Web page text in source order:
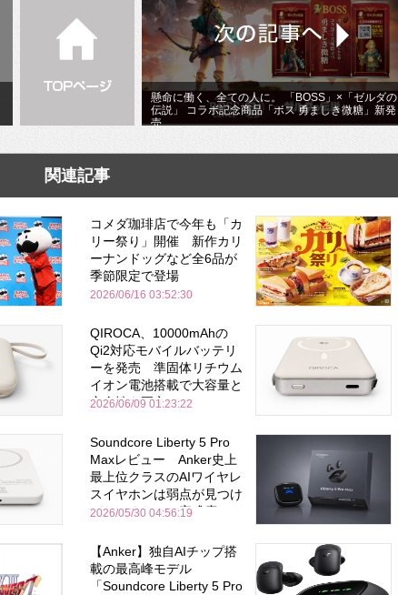
懸命に働く、全ての人に。 「BOSS」×「ゼルダの
伝説」 コラボ記念商品「ボス 勇ましき微糖」新発
売
関連記事
コメダ珈琲店で今年も「カ
リー祭り」開催 新作カリ
ーナンドッグなど全6品が
季節限定で登場
2026/06/16 03:52:30
QIROCA、10000mAhの
Qi2対応モバイルバッテリ
ーを発売 準固体リチウム
イオン電池搭載で大容量と
安全性を両立
2026/06/09 01:23:22
Soundcore Liberty 5 Pro
Maxレビュー Anker史上
最上位クラスのAIワイヤレ
スイヤホンは弱点が見つけ
づらいくらいの完成度にび
Bose並み
2026/05/30 04:56:19
【Anker】独自AIチップ搭
載の最高峰モデル
「Soundcore Liberty 5 Pro